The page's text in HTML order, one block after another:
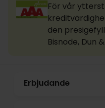
För vår
den
Bisnode, Dun
Erbjudande